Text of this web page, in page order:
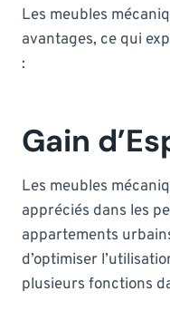
Les meubles
avantages, ce qui
:
Gain
Les meubles
appréciés dans les
appartements
d’optimiser
plusieurs fonctions